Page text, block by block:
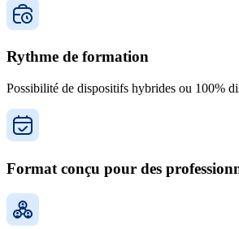
Rythme de formation
Possibilité de dispositifs hybrides ou 100%
Format conçu pour des